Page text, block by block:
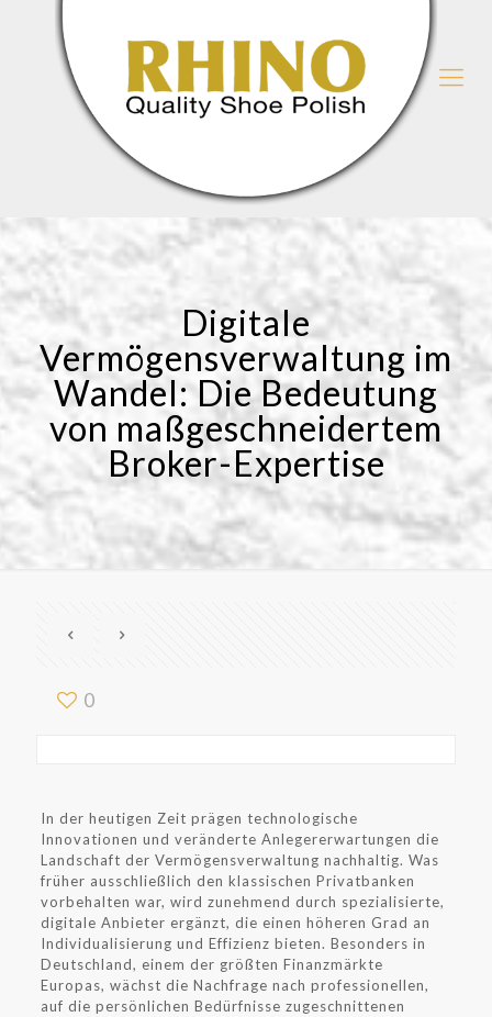
Digitale
Vermögensverwaltung im
Wandel: Die Bedeutung
von maßgeschneidertem
Broker-Expertise
0
In der heutigen Zeit prägen technologische
Innovationen und veränderte Anlegererwartungen die
Landschaft der Vermögensverwaltung nachhaltig. Was
früher ausschließlich den klassischen Privatbanken
vorbehalten war, wird zunehmend durch spezialisierte,
digitale Anbieter ergänzt, die einen höheren Grad an
Individualisierung und Effizienz bieten. Besonders in
Deutschland, einem der größten Finanzmärkte
Europas, wächst die Nachfrage nach professionellen,
auf die persönlichen Bedürfnisse zugeschnittenen